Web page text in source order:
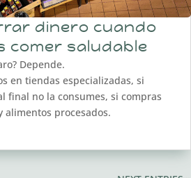
dinero cuando
comer saludable
Depende.
en tiendas especializadas, si
final no la consumes, si compras
procesados.